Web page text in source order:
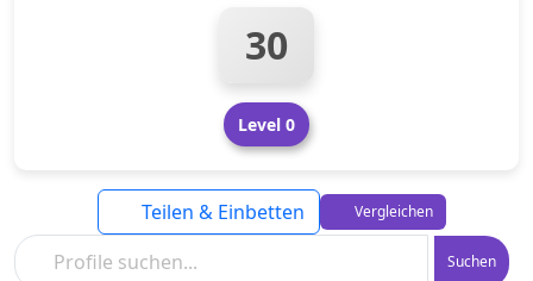
30
Level 0
Suchen
Teilen & Einbetten Vergleichen